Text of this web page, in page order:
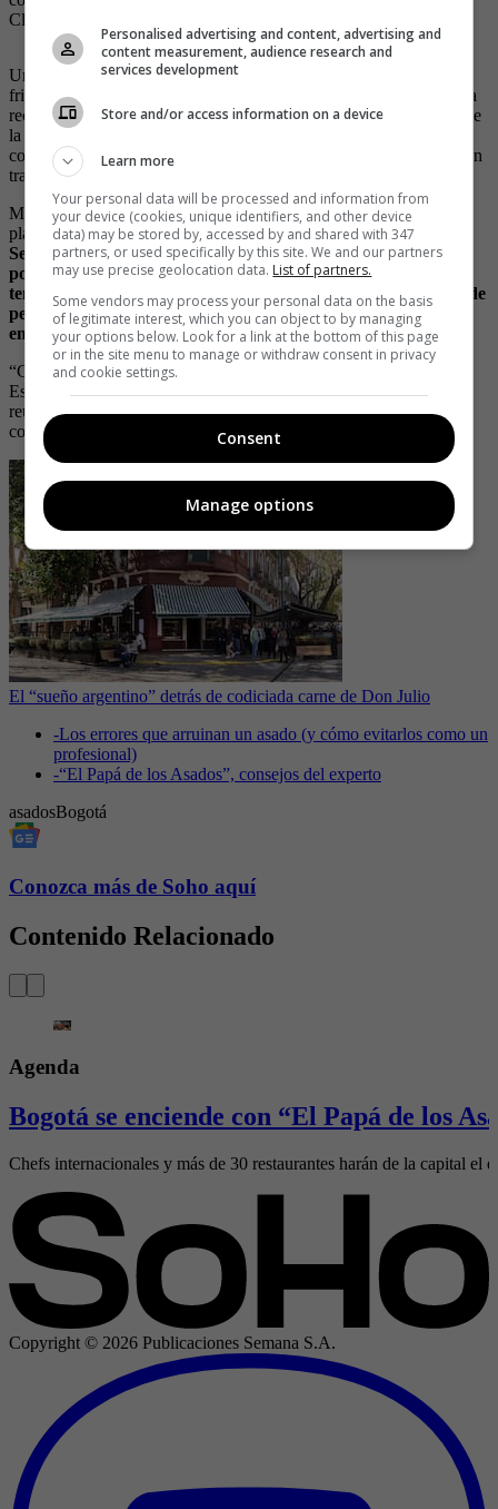
Clemente.
Uno de los diferenciales del festival es su enfoque familiar y pet
friendly. Durante los tres días, el espacio estará acondicionado para
recibir adultos, niños y mascotas en un entorno campestre dentro de
la ciudad. Además, los menores de ocho años podrán ingresar sin
costo, fortaleciendo la apuesta del evento por convertirse en un plan
transversal para distintos públicos.
Más allá del entretenimiento, el festival también representa una
plataforma de impacto económico para el sector gastronómico.
Según The Gula Group, los diferentes festivales organizados
por la compañía han generado más de 20.000 empleos entre
temporales y permanentes, además de impulsar la visibilidad de
pequeños y medianos restaurantes, productores y
emprendimientos locales.
“Creemos en el poder de la comida como vehículo de conexión.
Este festival no solo celebra la parrilla, sino la posibilidad de
reunirnos, compartir y crear memorias alrededor del fuego”,
comentó Laura Sánchez, cofundadora de The Gula Group.
El “sueño argentino” detrás de codiciada carne de Don Julio
-Los errores que arruinan un asado (y cómo evitarlos como un
profesional)
-“El Papá de los Asados”, consejos del experto
asadosBogotá
Conozca más de Soho aquí
Contenido Relacionado
Agenda
Bogotá se enciende con “El Papá de los
Chefs internacionales y más de 30 restaurantes harán de la capital el
Copyright © 2026 Publicaciones Semana S.A.
Personalised advertising and content, advertising and
content measurement, audience research and
services development
Store and/or access information on a device
Learn more
Your personal data will be processed and information from
your device (cookies, unique identifiers, and other device
data) may be stored by, accessed by and shared with 347
partners, or used specifically by this site. We and our partners
may use precise geolocation data. List of partners.
Some vendors may process your personal data on the basis
of legitimate interest, which you can object to by managing
your options below. Look for a link at the bottom of this page
or in the site menu to manage or withdraw consent in privacy
and cookie settings.
Consent
Manage options